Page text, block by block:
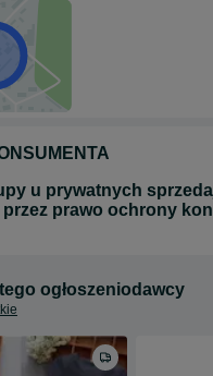
u prywatnych
prawo ochrony
ogłoszeniodawcy